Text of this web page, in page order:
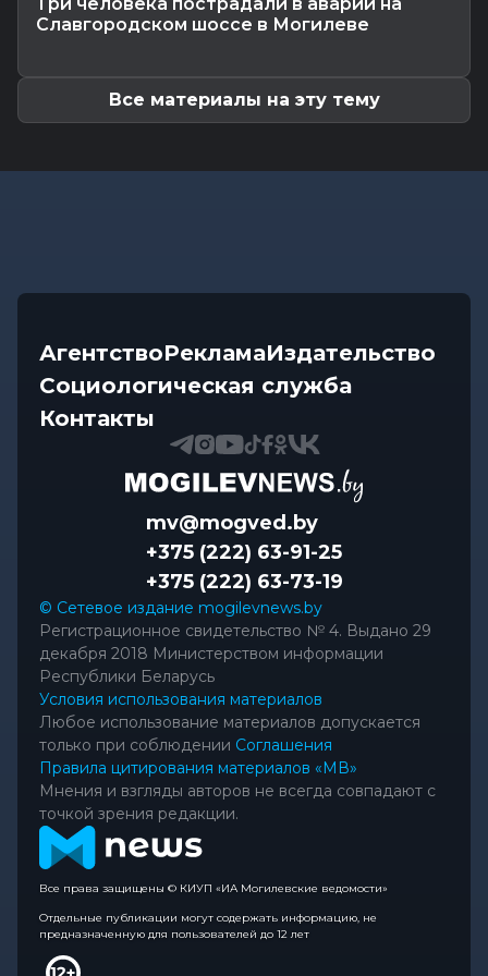
Происшествия 06.08.2026 14:07
Славгородском шоссе в Могилеве
Все материалы на эту тему
АгентствоРекламаИздательство
Социологическая служба
Контакты
mv@mogved.by
+375 (222) 63-91-25
+375 (222) 63-73-19
© Сетевое издание mogilevnews.by
Регистрационное свидетельство № 4. Выдано 29
декабря 2018 Министерством информации
Республики Беларусь
Условия использования материалов
Любое использование материалов допускается
только при соблюдении Соглашения
Правила цитирования материалов «МВ»
Мнения и взгляды авторов не всегда совпадают с
точкой зрения редакции.
Все права защищены © КИУП «ИА Могилевские ведомости»
Отдельные публикации могут содержать информацию, не
предназначенную для пользователей до 12 лет